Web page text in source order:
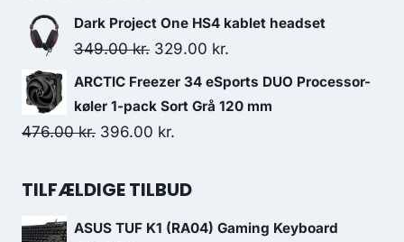
price
was:
price
is:
Dark Project One HS4 kablet headset
349.00kr. Original
price
was:
349.00 kr..
329.00 kr.
price
is:
ARCTIC Freezer 34 eSports DUO Processor-
køler 1-pack Sort Grå 120 mm
476.00kr. Original
was:
396.00 kr.
is:
TILFÆLDIGE TILBUD
ASUS TUF K1 (RA04) Gaming Keyboard